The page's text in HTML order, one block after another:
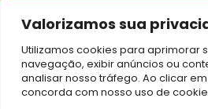
Valorizamos sua
Utilizamos cookies para aprimorar
navegação, exibir anúncios ou
analisar nosso tráfego. Ao clicar
concorda com nosso uso de